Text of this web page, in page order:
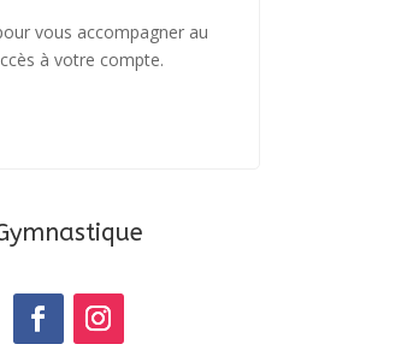
vous accompagner au
à votre compte.